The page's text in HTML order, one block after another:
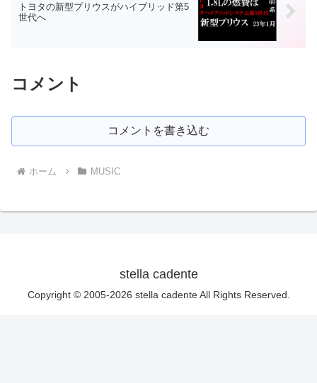
トヨタの新型プリウスがハイブリッド第5
世代へ
コメント
コメントを書き込む
ホーム MUSIC
stella cadente
Copyright © 2005-2026 stella cadente All Rights Reserved.